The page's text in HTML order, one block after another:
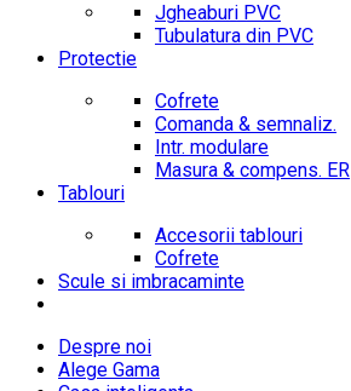
Jgheaburi PVC
Tubulatura din PVC
Protectie
Cofrete
Comanda & semnaliz.
Intr. modulare
Masura & compens. ER
Tablouri
Accesorii tablouri
Cofrete
Scule si imbracaminte
Despre noi
Alege Gama